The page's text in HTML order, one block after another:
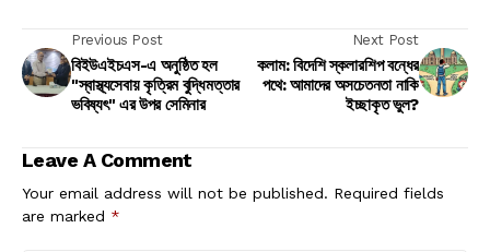
Previous Post
বিইউএইচএস-এ অনুষ্ঠিত হল
"স্বাস্থ্যসেবায় কৃত্রিম বুদ্ধিমত্তার
ভবিষ্যৎ" এর উপর সেমিনার
Next Post
কলাম: বিদেশি স্কলারশিপ বন্ধের
পথে: আমাদের অসচেতনতা নাকি
ইচ্ছাকৃত ভুল?
Leave A Comment
Your email address will not be published. Required fields
are marked *